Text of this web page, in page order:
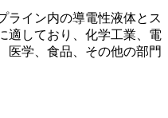
ライン内の導電性液体とス
適しており、化学工業、電
医学、食品、その他の部門